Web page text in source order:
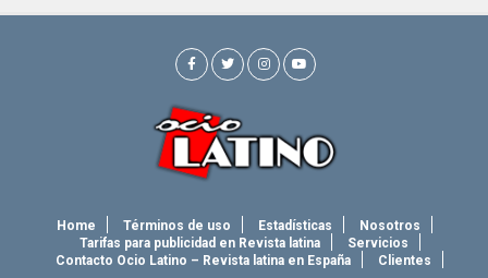
Home Términos de uso Estadísticas
Nosotros
Tarifas para publicidad en Revista latina
Servicios
Contacto Ocio Latino – Revista latina en España
Clientes